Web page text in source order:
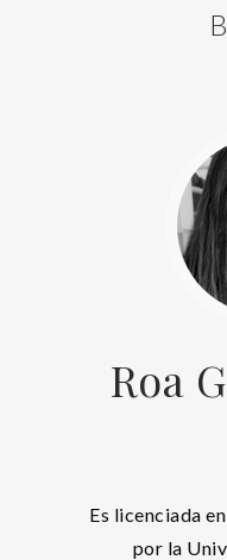
Roa
Es licenciada
por la